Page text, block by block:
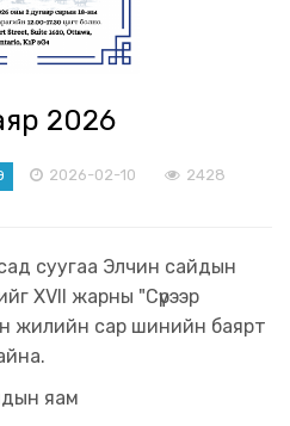
2026
2026-02-10 2428
суугаа Элчин сайдын
XVII жарны "Сүрээр
жилийн сар шинийн баярт
яам